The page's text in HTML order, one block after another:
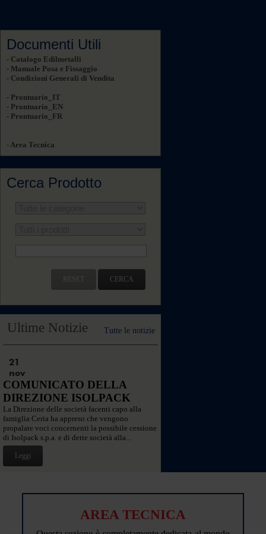
Documenti Utili
- Catalogo Edilmetalli
- Manuale Posa e Fissaggio
- Condizioni Generali di Vendita
- Prontuario_IT
- Prontuario_EN
- Prontuario_FR
- Area Tecnica
Cerca Prodotto
RESET CERCA
Ultime Notizie Tutte le notizie
21
nov
COMUNICATO DELLA
DIREZIONE ISOLPACK
La Direzione delle società facenti capo alla
famiglia Ceria ha appreso che vengono
propalate voci concernenti la possibile cessione
di Isolpack s.p.a. e di dette società alla...
Leggi
AREA TECNICA